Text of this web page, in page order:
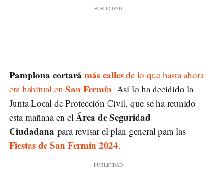
Pamplona cortará más calles de lo que hasta ahora
era habitual en San Fermín. Así lo ha decidido la
Junta Local de Protección Civil, que se ha reunido
esta mañana en el Área de Seguridad
Ciudadana para revisar el plan general para las
Fiestas de San Fermín 2024.